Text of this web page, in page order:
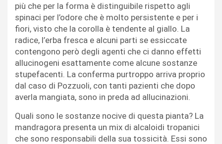
più che per la forma è distinguibile rispetto agli
spinaci per l’odore che è molto persistente e per i
fiori, visto che la corolla è tendente al giallo. La
radice, l’erba fresca e alcuni parti se essiccate
contengono però degli agenti che ci danno effetti
allucinogeni esattamente come alcune sostanze
stupefacenti. La conferma purtroppo arriva proprio
dal caso di Pozzuoli, con tanti pazienti che dopo
averla mangiata, sono in preda ad allucinazioni.
Quali sono le sostanze nocive di questa pianta? La
mandragora presenta un mix di alcaloidi tropanici
che sono responsabili della sua tossicità. Essi sono